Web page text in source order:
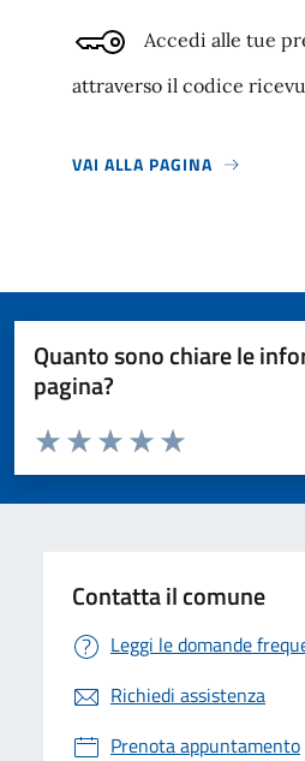
Accedi alle tue
attraverso il codice
VAI ALLA PAGINA
Quanto sono chiare le
pagina?
Valuta da 1 a 5 stelle la pagina
Valuta 5 stelle su
Valuta 4 stelle su 5
Valuta 3 stelle su 5
Valuta 2 stelle su 5
Valuta 1 stelle su 5
Contatta il comune
Leggi le domande
Richiedi assistenza
Prenota appuntamento